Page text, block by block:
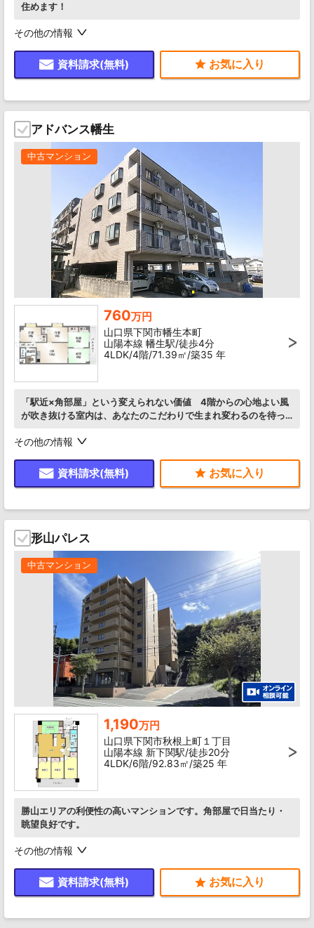
住めます！
その他の情報
資料請求(無料)
アドバンス幡生
中古マンション
760万円
山口県下関市幡生本町
山陽本線 幡生駅/徒歩4分
4LDK/4階/71.39㎡/築35 年
「駅近×角部屋」という変えられない価値 4階からの心地よい風
が吹き抜ける室内は、あなたのこだわりで生まれ変わるのを待っ
その他の情報
資料請求(無料)
形山パレス
中古マンション
1,190万円
山口県下関市秋根上町１丁目
山陽本線 新下関駅/徒歩20分
4LDK/6階/92.83㎡/築25 年
勝山エリアの利便性の高いマンションです。角部屋で日当たり・
眺望良好です。
その他の情報
資料請求(無料)